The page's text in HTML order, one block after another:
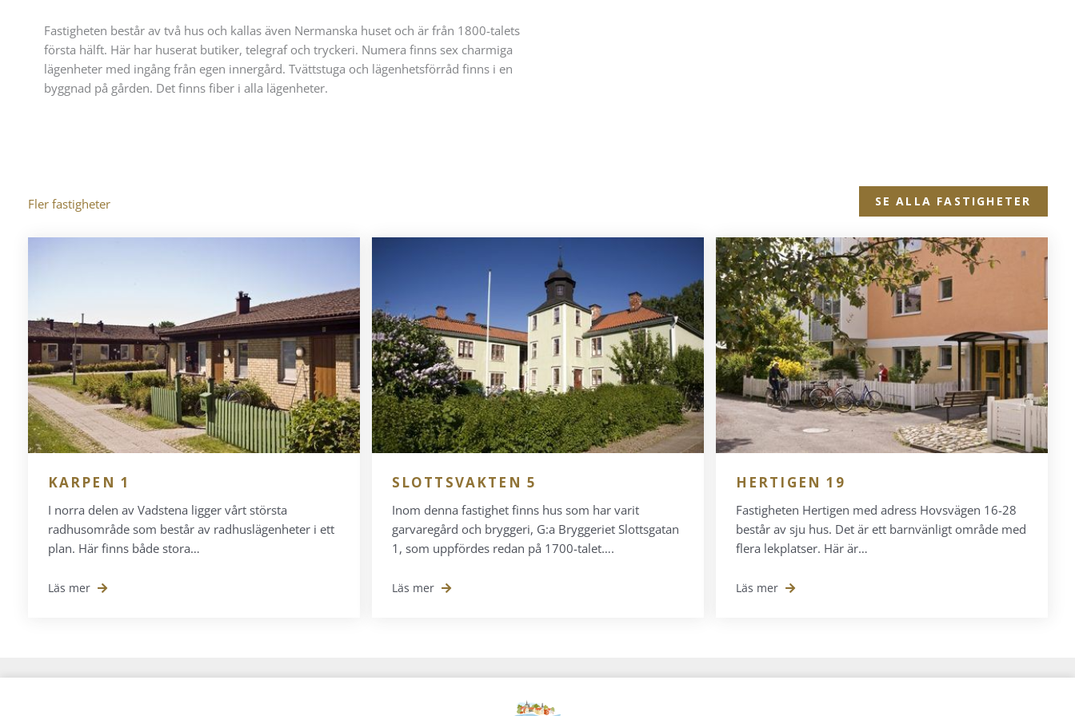
Fastigheten består av två hus och kallas även Nermanska huset och är från 1800-talets
första hälft. Här har huserat butiker, telegraf och tryckeri. Numera finns sex charmiga
lägenheter med ingång från egen innergård. Tvättstuga och lägenhetsförråd finns i en
byggnad på gården. Det finns fiber i alla lägenheter.
Fler fastigheter SE ALLA FASTIGHETER
KARPEN 1
I norra delen av Vadstena ligger vårt största
radhusområde som består av radhuslägenheter i ett
plan. Här finns både stora…
Läs mer
SLOTTSVAKTEN 5
Inom denna fastighet finns hus som har varit
garvaregård och bryggeri, G:a Bryggeriet Slottsgatan
1, som uppfördes redan på 1700-talet….
Läs mer
HERTIGEN 19
Fastigheten Hertigen med adress Hovsvägen 16-28
består av sju hus. Det är ett barnvänligt område med
flera lekplatser. Här är…
Läs mer